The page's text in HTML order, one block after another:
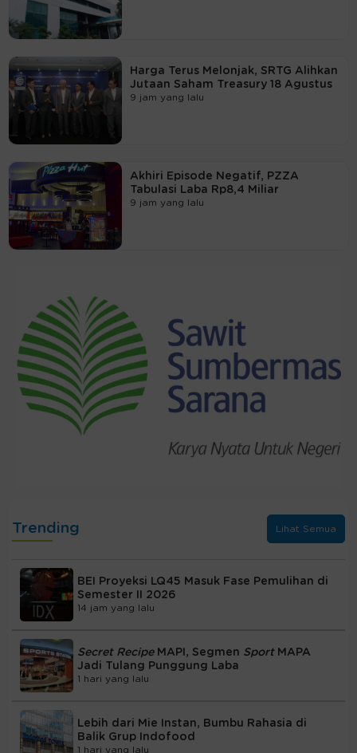
Harga Terus Melonjak, SRTG Alihkan
Jutaan Saham Treasury 18 Agustus
9 jam yang lalu
Akhiri Episode Negatif, PZZA
Tabulasi Laba Rp8,4 Miliar
9 jam yang lalu
Trending Lihat Semua
BEI Proyeksi LQ45 Masuk Fase Pemulihan di
Semester II 2026
14 jam yang lalu
Secret RecipeMAPI, Segmen Sport MAPA
Jadi Tulang Punggung Laba
1 hari yang lalu
Lebih dari Mie Instan, Bumbu Rahasia di
Balik Grup Indofood
1 hari yang lalu